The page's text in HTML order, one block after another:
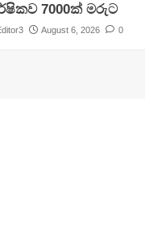
7000ක් මරුට
August 6, 2026 0